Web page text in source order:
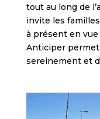
tout au long de
invite les
à présent en
Anticiper permet
sereinement et